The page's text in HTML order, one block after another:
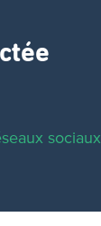
sociaux